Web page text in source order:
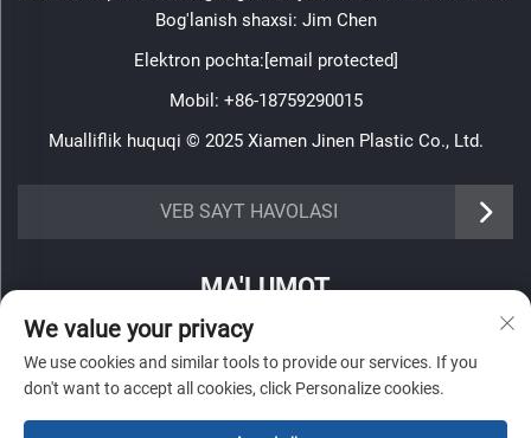
Bog'lanish shaxsi: Jim Chen
Elektron pochta:[email protected]
Mobil: +86-18759290015
Mualliflik huquqi © 2025 Xiamen Jinen Plastic Co., Ltd.
VEB SAYT HAVOLASI
https://www.jinenplastic.com/service
https://www.jinenplastic.com/projects
https://www.jinenplastic.com/news
MA'LUMOT
Haftalik axborotnomamizni olish uchun roʻyxatdan oʻting
We value your privacy
We use cookies and similar tools to provide our services. If you
don't want to accept all cookies, click Personalize cookies.